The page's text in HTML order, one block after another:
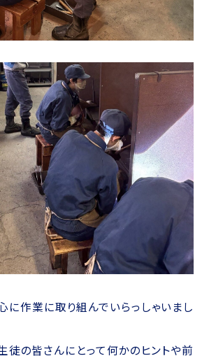
に作業に取り組んでいらっしゃいまし
徒の皆さんにとって何かのヒントや前